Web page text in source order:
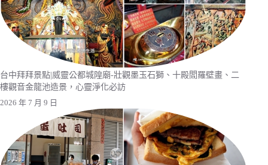
台中拜拜景點|威靈公都城隍廟-壯觀墨玉石獅、十殿閻羅壁畫、二
樓觀音金龍池造景，心靈淨化必訪
2026 年 7 月 9 日